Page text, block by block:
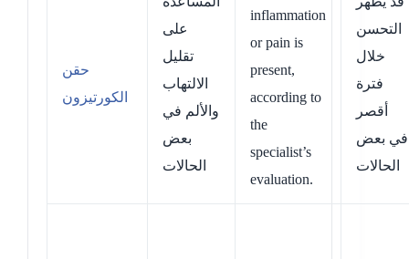
حقن
الكورتيزون
على
تقليل
الالتهاب
والألم في
بعض
الحالات
inflammation
or pain is
present,
according to
the
specialist’s
evaluation.
التحسن
خلال
فترة
أقصر
في بعض
الحالات